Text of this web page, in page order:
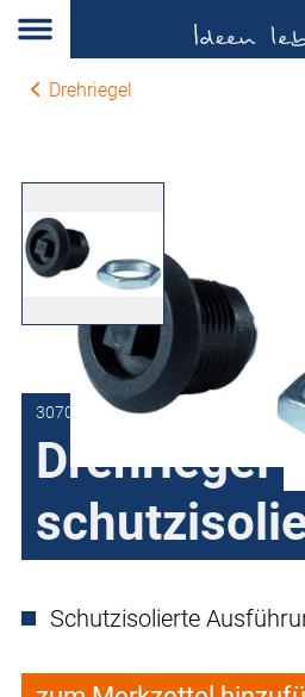
Drehriegel
3070-7502-13-03
Drehriegel
Schutzisolierte